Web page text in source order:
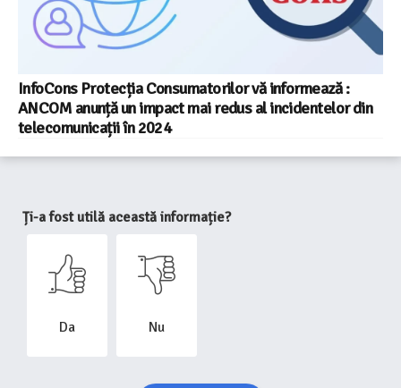
InfoCons Protecția Consumatorilor vă informează :
ANCOM anunță un impact mai redus al incidentelor din
telecomunicații în 2024
Ți-a fost utilă această informație?
Da Nu